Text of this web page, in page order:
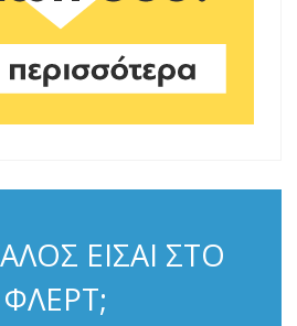
ΕΙΣΑΙ ΣΤΟ
ΦΛΕΡΤ;